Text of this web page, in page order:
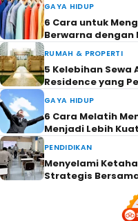
GAYA HIDUP
6 Cara untuk
Berwarna dengan
RUMAH & PROPERTI
5 Kelebihan
Residence yang
GAYA HIDUP
6 Cara Melatih
Menjadi Lebih Kuat
PENDIDIKAN
Menyelami
Strategis